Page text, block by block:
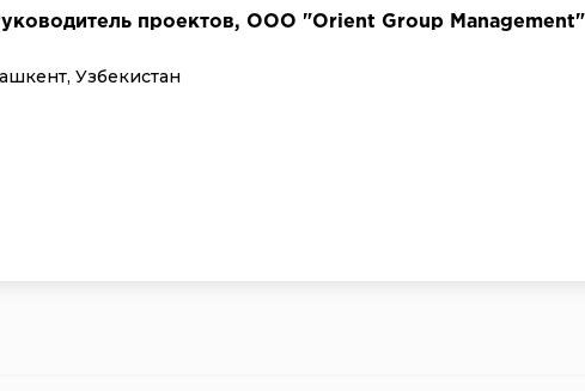
проектов, ООО "Orient Group Management"
Узбекистан